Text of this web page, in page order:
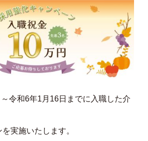
令和6年1月16日までに入職した介
実施いたします。